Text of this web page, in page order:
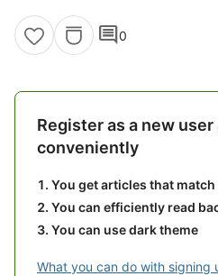
comment0
Register as a new
conveniently
You get articles that
You can efficiently read
You can use dark theme
What you can do with signing